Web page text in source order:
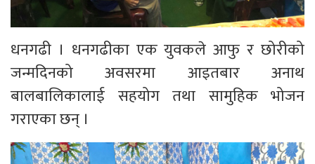
धनगढी । धनगढीका एक युवकले आफु र छोरीको
जन्मदिनको अवसरमा आइतबार अनाथ
बालबालिकालाई सहयोग तथा सामुहिक भोजन
गराएका छन् ।